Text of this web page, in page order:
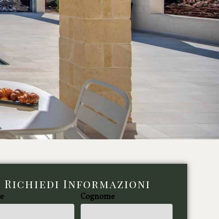
Richiedi Informazioni
Cognome